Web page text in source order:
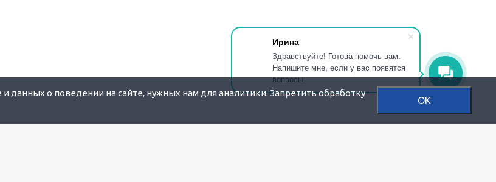
Ирина
Здравствуйте! Готова помочь вам.
Напишите мне, если у вас появятся
вопросы.
данных о поведении на сайте, нужных нам для аналитики. Запретить обработку
OK